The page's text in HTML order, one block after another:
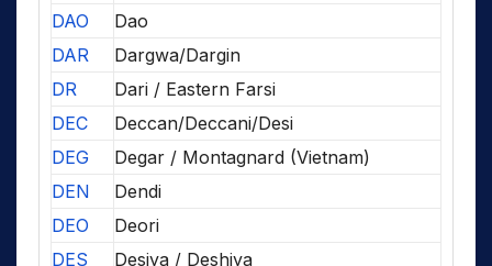
DAO
Dao
DAR
Dargwa/Dargin
DR
Dari / Eastern Farsi
DEC
Deccan/Deccani/Desi
DEG
Degar / Montagnard (Vietnam)
DEN
Dendi
DEO
Deori
DES
Desiya / Deshiya